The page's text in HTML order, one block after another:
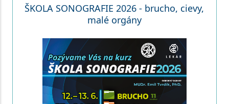
ŠKOLA SONOGRAFIE 2026 - brucho, cievy,
malé orgány